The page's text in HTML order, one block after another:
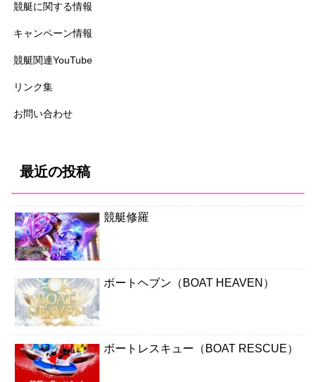
競艇に関する情報
キャンペーン情報
競艇関連YouTube
リンク集
お問い合わせ
最近の投稿
競艇修羅
ボートヘブン（BOAT HEAVEN）
ボートレスキュー（BOAT RESCUE）